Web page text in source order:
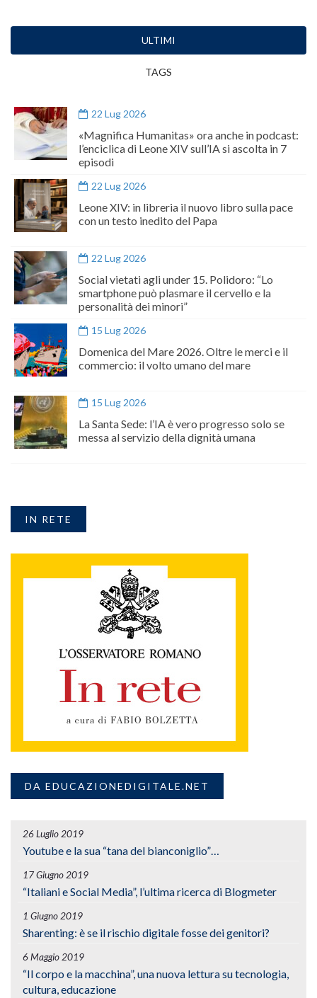
ULTIMI
TAGS
22 Lug 2026
«Magnifica Humanitas» ora anche in podcast:
l’enciclica di Leone XIV sull’IA si ascolta in 7
episodi
22 Lug 2026
Leone XIV: in libreria il nuovo libro sulla pace
con un testo inedito del Papa
22 Lug 2026
Social vietati agli under 15. Polidoro: “Lo
smartphone può plasmare il cervello e la
personalità dei minori”
15 Lug 2026
Domenica del Mare 2026. Oltre le merci e il
commercio: il volto umano del mare
15 Lug 2026
La Santa Sede: l’IA è vero progresso solo se
messa al servizio della dignità umana
IN RETE
DA EDUCAZIONEDIGITALE.NET
26 Luglio 2019
Youtube e la sua “tana del bianconiglio”…
17 Giugno 2019
“Italiani e Social Media”, l’ultima ricerca di Blogmeter
1 Giugno 2019
Sharenting: è se il rischio digitale fosse dei genitori?
6 Maggio 2019
“Il corpo e la macchina”, una nuova lettura su tecnologia,
cultura, educazione